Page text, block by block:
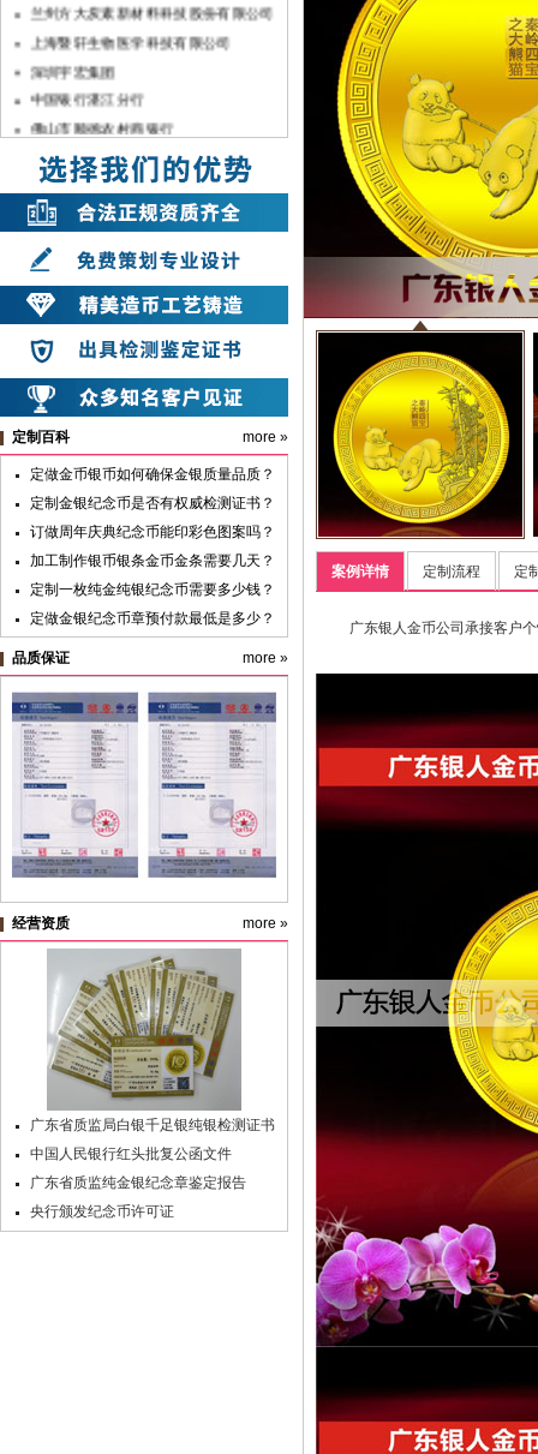
案例详情 定制流程 定
广东银人金币公司承接客户
上海暨轩生物医学科技有限公司
深圳宇宏集团
中国银行湛江分行
佛山市顺德农村商银行
中共汉滨区委
山东兆通科技有限公司
中共安康市委
中共汉滨区委组织部
山东长征教育科技有限公司
上海雪榕生物科技股份有限公司
广亚铝业集团
广州市第七中学
广州华夏职业学院
定制百科 more »
定做金币银币如何确保金银质量品质？
定制金银纪念币是否有权威检测证书？
订做周年庆典纪念币能印彩色图案吗？
加工制作银币银条金币金条需要几天？
定制一枚纯金纯银纪念币需要多少钱？
定做金银纪念币章预付款最低是多少？
黄金纯金首饰新国标明年实施，“千足
金”标准取消
纪念银币制作与纪念金币定制：明确使
用目的很重要
纪念币盒子的九大类价格及档次
纯金银纪念章定制材料价格预算
品质保证 more »
经营资质 more »
广东省质监局白银千足银纯银检测证书
中国人民银行红头批复公函文件
广东省质监纯金银纪念章鉴定报告
央行颁发纪念币许可证